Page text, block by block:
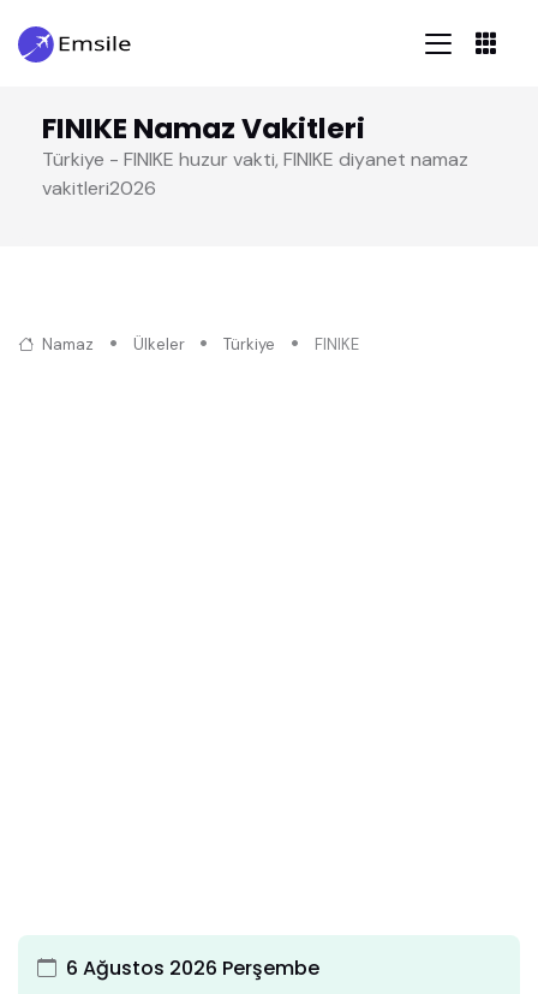
FINIKE Namaz Vakitleri
Türkiye - FINIKE huzur vakti, FINIKE diyanet namaz
vakitleri2026
Namaz Ülkeler Türkiye FINIKE
6 Ağustos 2026 Perşembe